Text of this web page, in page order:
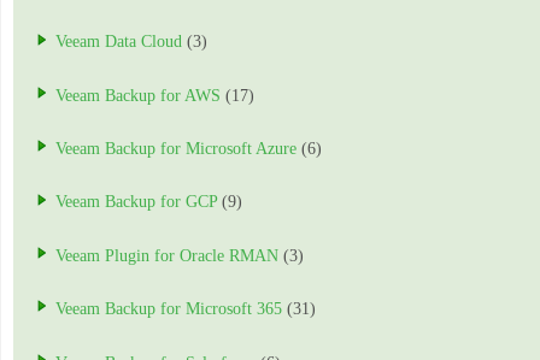
Veeam Data Cloud (3)
Veeam Backup for AWS (17)
Veeam Backup for Microsoft Azure (6)
Veeam Backup for GCP(9)
Veeam Plugin for Oracle RMAN (3)
Veeam Backup for Microsoft 365 (31)